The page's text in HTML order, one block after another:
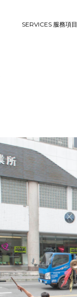
SERVICES 服務項目